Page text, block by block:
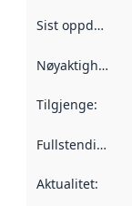
Sist oppdatert
Nøyaktigheit
Tilgjenge:
Fullstendigheit
Aktualitet: